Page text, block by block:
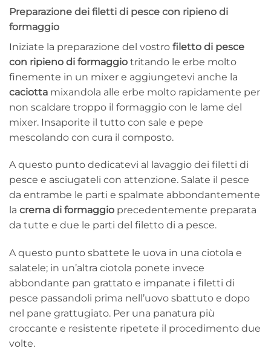
Preparazione dei filetti di pesce con ripieno di
formaggio
Iniziate la preparazione del vostro filetto di pesce
con ripieno di formaggio tritando le erbe molto
finemente in un mixer e aggiungetevi anche la
caciotta mixandola alle erbe molto rapidamente per
non scaldare troppo il formaggio con le lame del
mixer. Insaporite il tutto con sale e pepe
mescolando con cura il composto.
A questo punto dedicatevi al lavaggio dei filetti di
pesce e asciugateli con attenzione. Salate il pesce
da entrambe le parti e spalmate abbondantemente
la crema di formaggio precedentemente preparata
da tutte e due le parti del filetto di a pesce.
A questo punto sbattete le uova in una ciotola e
salatele; in un’altra ciotola ponete invece
abbondante pan grattato e impanate i filetti di
pesce passandoli prima nell’uovo sbattuto e dopo
nel pane grattugiato. Per una panatura più
croccante e resistente ripetete il procedimento due
volte.